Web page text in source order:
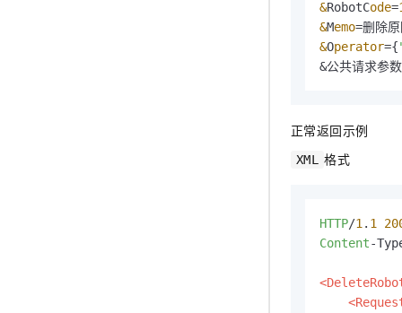
&RobotCode=
&Memo=
&Operator={
&公共请求参数
正常返回示例
XML 格式
HTTP/1 . 1
Content-